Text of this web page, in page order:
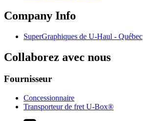
Company Info
SuperGraphiques de U-Haul - Québec
Collaborez avec nous
Fournisseur
Concessionnaire
Transporteur de fret U-Box®